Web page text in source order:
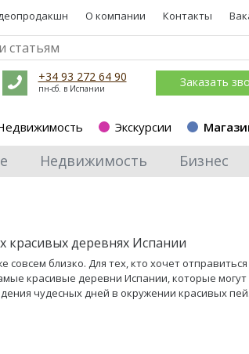
О компании Контакты
+34 93 272 64 90
пн-сб. в Испании Заказать
Экскурсии
Недвижимость Бизнес
красивых деревнях Испании
близко. Для тех, кто хочет отправиться
красивые деревни Испании, которые могут
чудесных дней в окружении красивых